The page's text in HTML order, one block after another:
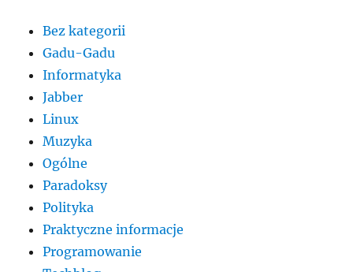
Bez kategorii
Gadu-Gadu
Informatyka
Jabber
Linux
Muzyka
Ogólne
Paradoksy
Polityka
Praktyczne informacje
Programowanie